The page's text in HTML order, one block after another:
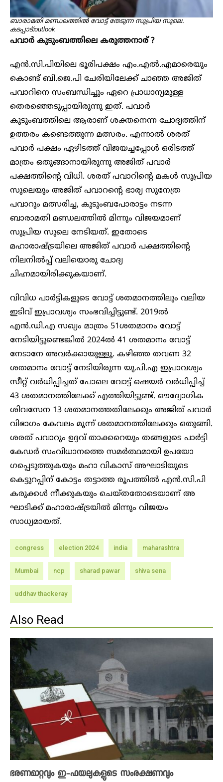
ബാരാമതി മണ്ഡലത്തിൽ വോട്ട് തേടുന്ന സുപ്രിയ സുലെ.
കടപ്പാട്:outlook
പവാർ കുടുംബത്തിലെ കരുത്തനാര് ?
എൻ.സി.പിയിലെ ഭൂരിപക്ഷം എം.എൽ.എമാരെയും
കൊണ്ട് ബി.ജെ.പി ചേരിയിലേക്ക് ചാ‍ഞ്ഞ അജിത്
പവാറിനെ സംബന്ധിച്ചും ഏറെ പ്രാധാന്യമുള്ള
തെരഞ്ഞെടുപ്പായിരുന്നു ഇത്. പവാർ
കുടുംബത്തിലെ ആരാണ് ശക്തനെന്ന ചോദ്യത്തിന്
ഉത്തരം കണ്ടെത്തുന്ന മത്സരം. എന്നാൽ ശരത്
പവാർ പക്ഷം ഏഴിടത്ത് വിജയച്ചപ്പോൾ ഒരിടത്ത്
മാത്രം ഒതുങ്ങാനായിരുന്നു അജിത് പവാർ
പക്ഷത്തിന്റെ വിധി. ശരത് പവാറിന്റെ മകൾ സുപ്രിയ
സുലെയും അജിത് പവാറന്റെ ഭാര്യ സുനേത്ര
പവാറും മത്സരിച്ച, കുടുംബപോരാട്ടം നടന്ന
ബാരാമതി മണ്ഡലത്തിൽ മിന്നും വിജയമാണ്
സുപ്രിയ സുലെ നേടിയത്. ഇതോടെ
മഹാരാഷ്ട്രയിലെ അജിത് പവാർ പക്ഷത്തിന്റെ
നിലനിൽപ്പ് വലിയൊരു ചോദ്യ
ചിഹ്നമായിരിക്കുകയാണ്.
വിവിധ പാർട്ടികളുടെ വോട്ട് ശതമാനത്തിലും വലിയ
ഇടിവ് ഇപ്രാവശ്യം സംഭവിച്ചിട്ടുണ്ട്. 2019ൽ
എൻ.ഡി.എ സഖ്യം മാത്രം 51ശതമാനം വോട്ട്
നേടിയിട്ടുണ്ടെങ്കിൽ 2024ൽ 41 ശതമാനം വോട്ട്
നേടാനേ അവർക്കായുള്ളൂ. കഴിഞ്ഞ തവണ 32
ശതമാനം വോട്ട് നേടിയിരുന്ന യു.പി.എ ഇപ്രാവശ്യം
സീറ്റ് വർധിപ്പിച്ചത് പോലെ വോട്ട് ഷെയർ വർധിപ്പിച്ച്
43 ശതമാനത്തിലേക്ക് എത്തിയിട്ടുണ്ട്. ഔദ്യോ​ഗിക
ശിവസേന 13 ശതമാനത്തതിലേക്കും അജിത് പവാർ
വിഭാ​ഗം കേവലം മൂന്ന് ശതമാനത്തിലേക്കും ഒതുങ്ങി.
ശരത് പവാറും ഉദ്ദവ് താക്കറെയും തങ്ങളുടെ പാർട്ടി
കേഡർ സംവിധാനത്തെ സമർത്ഥമായി ഉപയോ​
ഗപ്പെടുത്തുകയും മഹാ വികാസ് അഘാടിയുടെ
കെട്ടുറപ്പിന് കോട്ടം തട്ടാത്ത രൂപത്തിൽ എൻ.സി.പി
കരുക്കൾ നീക്കുകയും ചെയ്തതോടെയാണ് അ​
ഘാടിക്ക് മഹാരാഷ്ട്രയിൽ മിന്നും വിജയം
സാധ്യമായത്.
congress election 2024 india maharashtra
Mumbai ncp sharad pawar shiva sena
uddhav thackeray
Also Read
ഭരണമാറ്റവും ഇ-ഫയലുകളുടെ സംരക്ഷണവും